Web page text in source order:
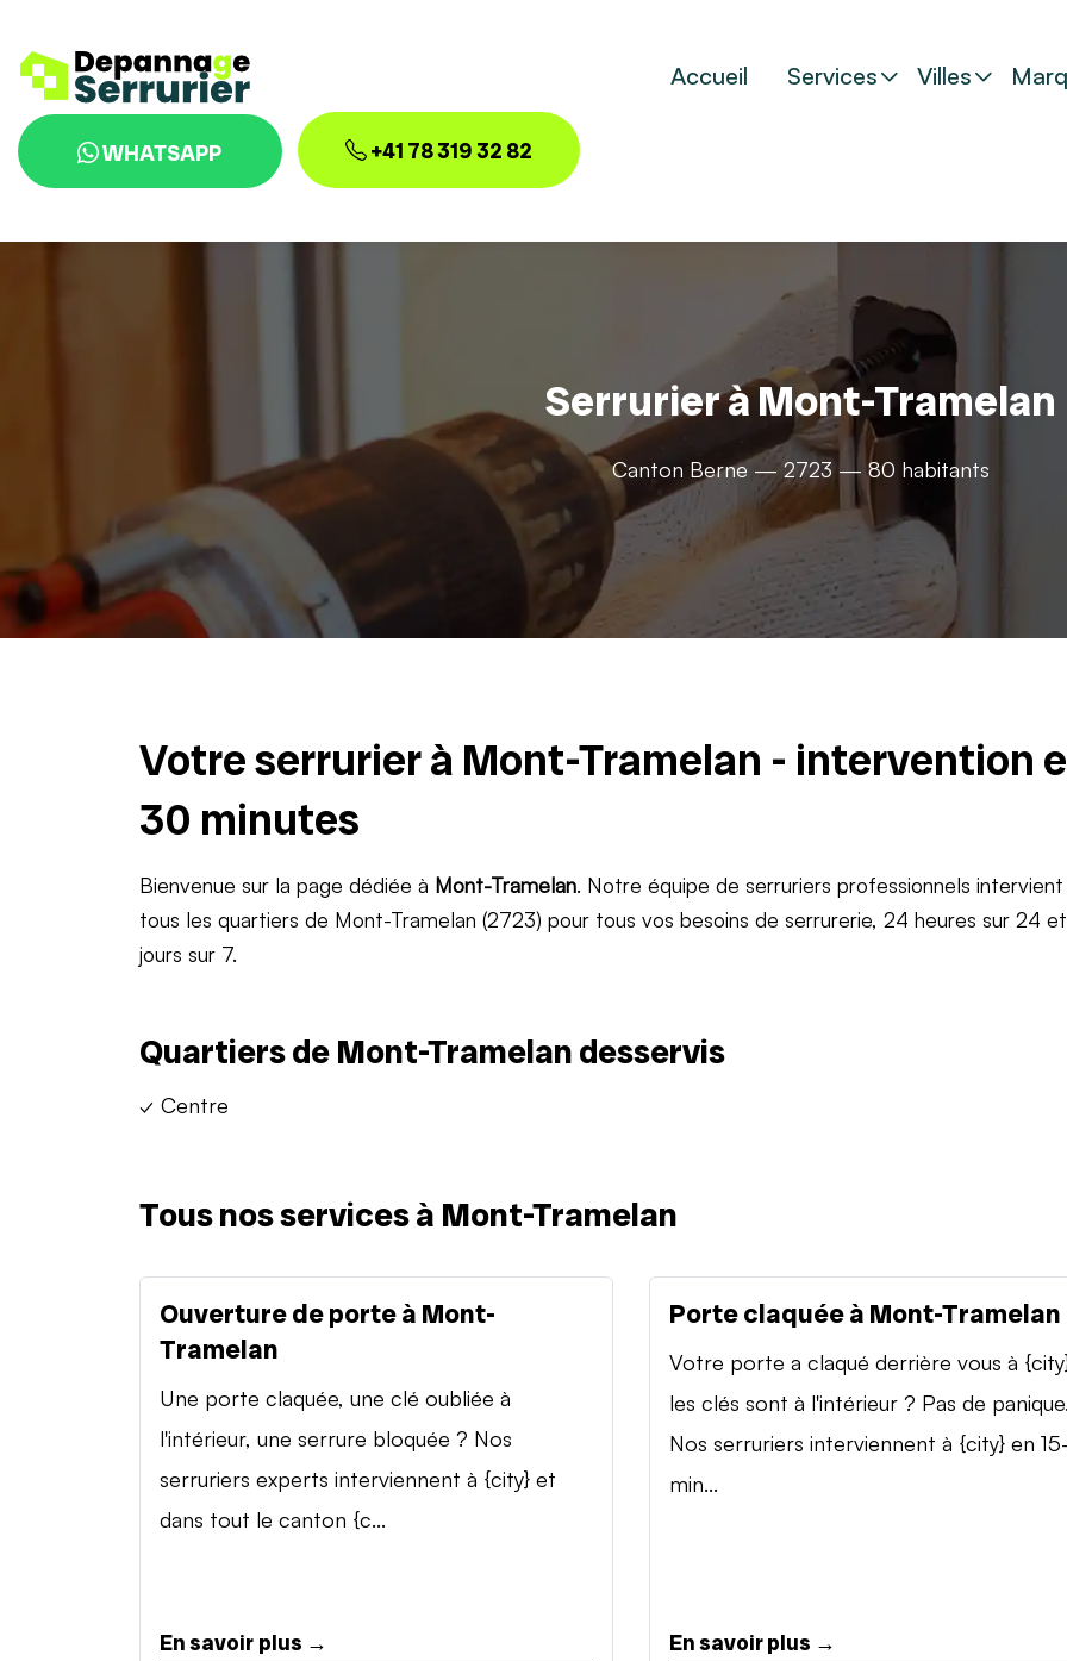
Accueil Services Villes
WHATSAPP +41 78 319 32 82
Serrurier à Mont-Tramelan
Canton Berne — 2723 — 80 habitants
Votre serrurier à Mont-Tramelan - intervention
30 minutes
Bienvenue sur la page dédiée à Mont-Tramelan. Notre équipe de serruriers professionnels intervient
tous les quartiers de Mont-Tramelan (2723) pour tous vos besoins de serrurerie, 24 heures sur 24
jours sur 7.
Quartiers de Mont-Tramelan desservis
✓ Centre
Tous nos services à Mont-Tramelan
Ouverture de porte à Mont-
Tramelan
Une porte claquée, une clé oubliée à
l'intérieur, une serrure bloquée ? Nos
serruriers experts interviennent à {city} et
dans tout le canton {c...
En savoir plus →
Porte claquée à Mont-Tramelan
Votre porte a claqué derrière vous à
les clés sont à l'intérieur ? Pas de
Nos serruriers interviennent à {city} en
min...
En savoir plus →